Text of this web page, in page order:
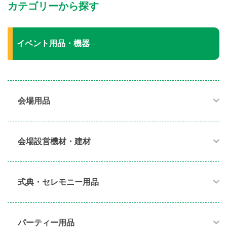
カテゴリーから探す
イベント用品・機器
会場用品
会場設営機材・建材
式典・セレモニー用品
パーティー用品​